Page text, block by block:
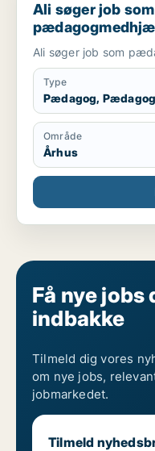
Ali søger job
Ali søger job som
Type
Pædagog,
Område
Århus
Få nye jobs
indbakke
Tilmeld dig vores
om nye jobs,
jobmarkedet.
Tilmeld